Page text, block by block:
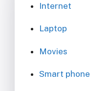
Internet
Laptop
Movies
Smart phone